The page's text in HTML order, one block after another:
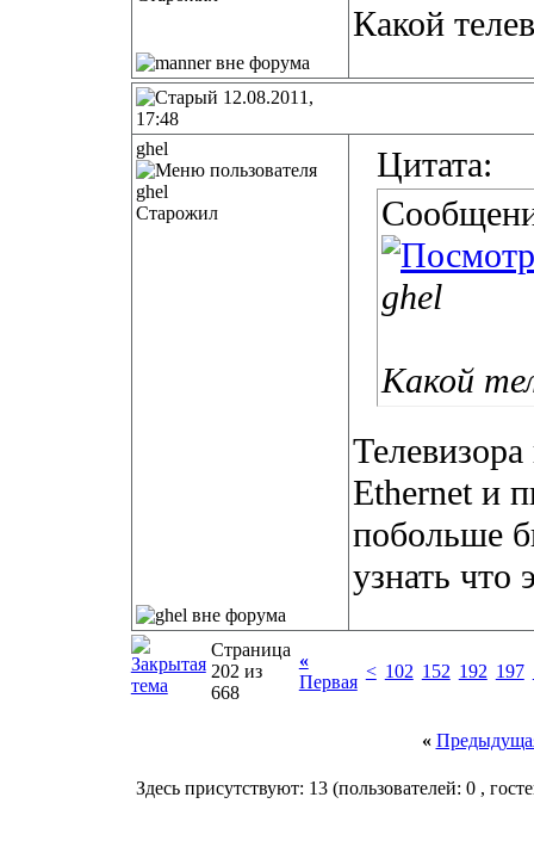
Какой
12.08.2011,
17:48
ghel
Старожил
Цитата:
ghel
Какой
Ethernet и
побольше
узнать что
Страница
202 из
668
«
Первая
< 102 152 192 197
«
Здесь присутствуют: 13 (пользователей: 0 ,